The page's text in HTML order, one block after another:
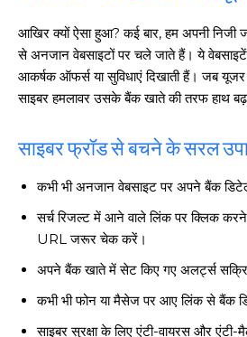
आखिर क्यों ऐसा हुआ? कई बार, हम अपनी निजी
से अनजान वेबसाइटों पर चले जाते हैं। ये
आकर्षक ऑफर्स या सुविधाएं दिखाती हैं। जब यूजर
साइबर हमलावर उसके बैंक खाते की तरफ हाथ
साइबर फ्रॉड से बचने के सरल
कभी भी अनजान वेबसाइट पर अपने बैंक
सर्च रिजल्ट में आने वाले लिंक पर क्लिक
URL जरूर चेक करें।
अपने बैंक खाते में सेट किए गए अलर्ट्स
कभी भी फोन या मैसेज पर आए लिंक से बैंक
साइबर सुरक्षा के लिए एंटी-वायरस और एंटी-